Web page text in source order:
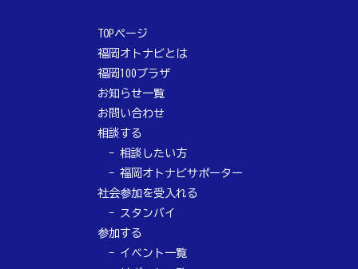
TOPページ
福岡オトナビとは
福岡100プラザ
お知らせ一覧
お問い合わせ
相談する
相談したい方
福岡オトナビサポーター
社会参加を受入れる
スタンバイ
参加する
イベント一覧